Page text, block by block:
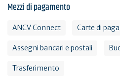
Mezzi di pagamento
ANCV Connect Carte di
Assegni bancari e postali
Trasferimento